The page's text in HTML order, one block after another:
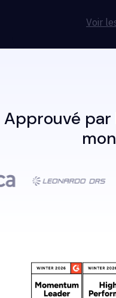
Voir
Approuvé par